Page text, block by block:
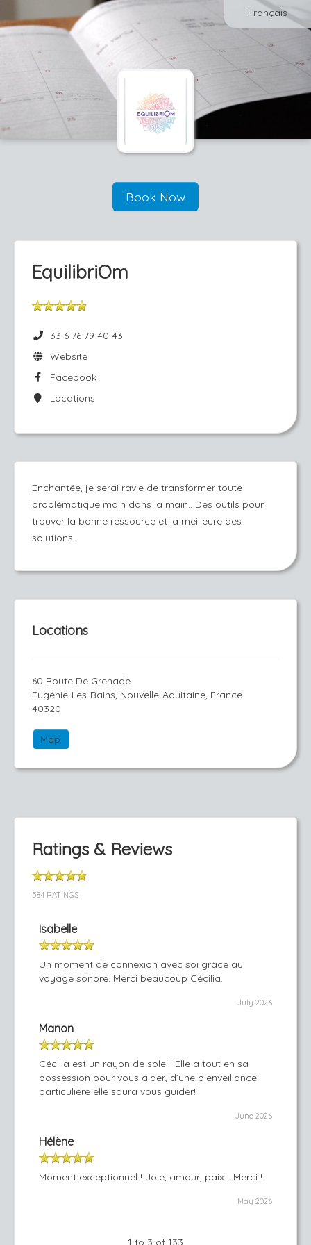
Français
Book Now
EquilibriOm
33 6 76 79 40 43
Website
Facebook
Locations
Enchantée, je serai ravie de transformer toute
problématique main dans la main.. Des outils pour
trouver la bonne ressource et la meilleure des
solutions.
Locations
60 Route De Grenade
Eugénie-Les-Bains, Nouvelle-Aquitaine, France
40320
Map
Ratings & Reviews
584 RATINGS
Isabelle
Un moment de connexion avec soi grâce au
voyage sonore. Merci beaucoup Cécilia.
July 2026
Manon
Cécilia est un rayon de soleil! Elle a tout en sa
possession pour vous aider, d’une bienveillance
particulière elle saura vous guider!
June 2026
Hélène
Moment exceptionnel ! Joie, amour, paix... Merci !
May 2026
1 to 3 of 133